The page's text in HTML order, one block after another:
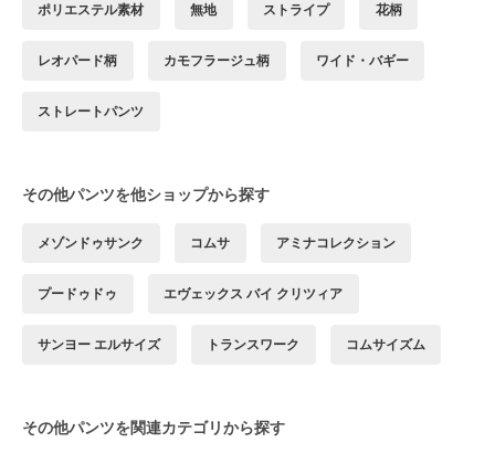
ポリエステル素材 無地 ストライプ 花柄
レオパード柄 カモフラージュ柄 ワイド・バギー
ストレートパンツ
その他パンツを他ショップから探す
メゾンドゥサンク コムサ アミナコレクション
プードゥドゥ エヴェックス バイ クリツィア
サンヨー エルサイズ トランスワーク コムサイズム
その他パンツを関連カテゴリから探す